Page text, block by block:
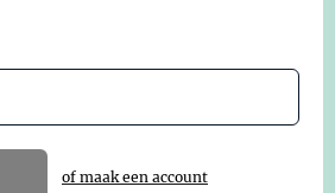
of maak een account